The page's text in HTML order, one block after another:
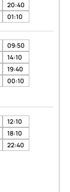
20:40
01:10
09:50
14:10
19:40
00:10
12:10
18:10
22:40